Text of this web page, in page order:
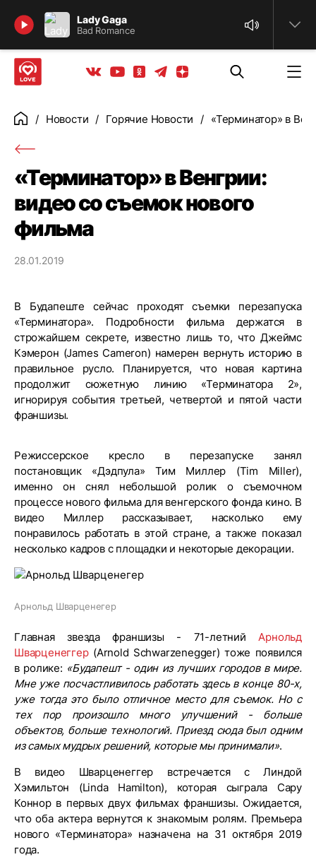
Lady Gaga
Bad Romance
Найти
Вконтакте
YoutubeОдноклассники
ТелеграмЯндекс дзен
ГлавнаяНовости Горячие Новости «Терминатор» в
«Терминатор» в Венгрии:
видео со съемок нового
фильма
28.01.2019
В Будапеште сейчас проходят съемки перезапуска
«Терминатора». Подробности фильма держатся в
строжайшем секрете, известно лишь то, что Джеймс
Кэмерон (James Cameron) намерен вернуть историю в
правильное русло. Планируется, что новая картина
продолжит сюжетную линию «Терминатора 2»,
игнорируя события третьей, четвертой и пятой части
франшизы.
Режиссерское кресло в перезапуске занял
постановщик «Дэдпула» Тим Миллер (Tim Miller),
именно он снял небольшой ролик о съемочном
процессе нового фильма для венгерского фонда кино. В
видео Миллер рассказывает, насколько ему
понравилось работать в этой стране, а также показал
несколько кадров с площадки и некоторые декорации.
Арнольд Шварценегер
Главная звезда франшизы - 71-летнийАрнольд
Шварценеггер(Arnold Schwarzenegger) тоже появился
в ролике: «Будапешт - один из лучших городов в мире.
Мне уже посчастливилось работать здесь в конце 80-х,
уже тогда это было отличное место для съемок. Но с
тех пор произошло много улучшений - больше
объектов, больше технологий. Приезд сюда был одним
из самых мудрых решений, которые мы принимали».
В видео Шварценеггер встречается с Линдой
Хэмильтон (Linda Hamilton), которая сыграла Сару
Коннор в первых двух фильмах франшизы. Ожидается,
что оба актера вернутся к знакомым ролям. Премьера
нового «Терминатора» назначена на 31 октября 2019
года.